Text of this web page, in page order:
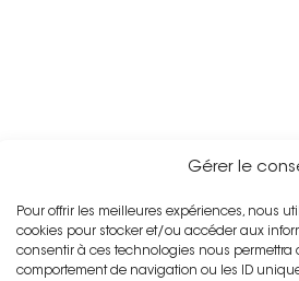
Gérer le
Pour offrir les meilleures expériences, nous
cookies pour stocker et/ou accéder aux
consentir à ces technologies nous permettra
comportement de navigation ou les ID
Espace